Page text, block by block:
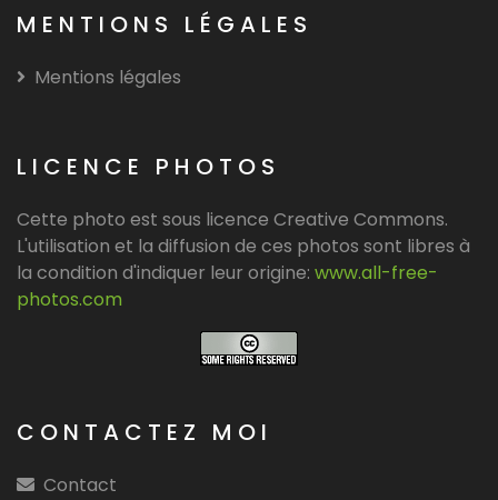
MENTIONS LÉGALES
Mentions légales
LICENCE PHOTOS
Cette photo est sous licence Creative Commons.
L'utilisation et la diffusion de ces photos sont libres à
la condition d'indiquer leur origine: www.all-free-
photos.com
CONTACTEZ MOI
Contact